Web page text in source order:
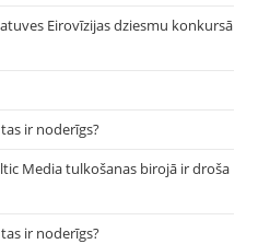
Eirovīzijas dziesmu konkursā
ir noderīgs?
Media tulkošanas birojā ir droša
ir noderīgs?